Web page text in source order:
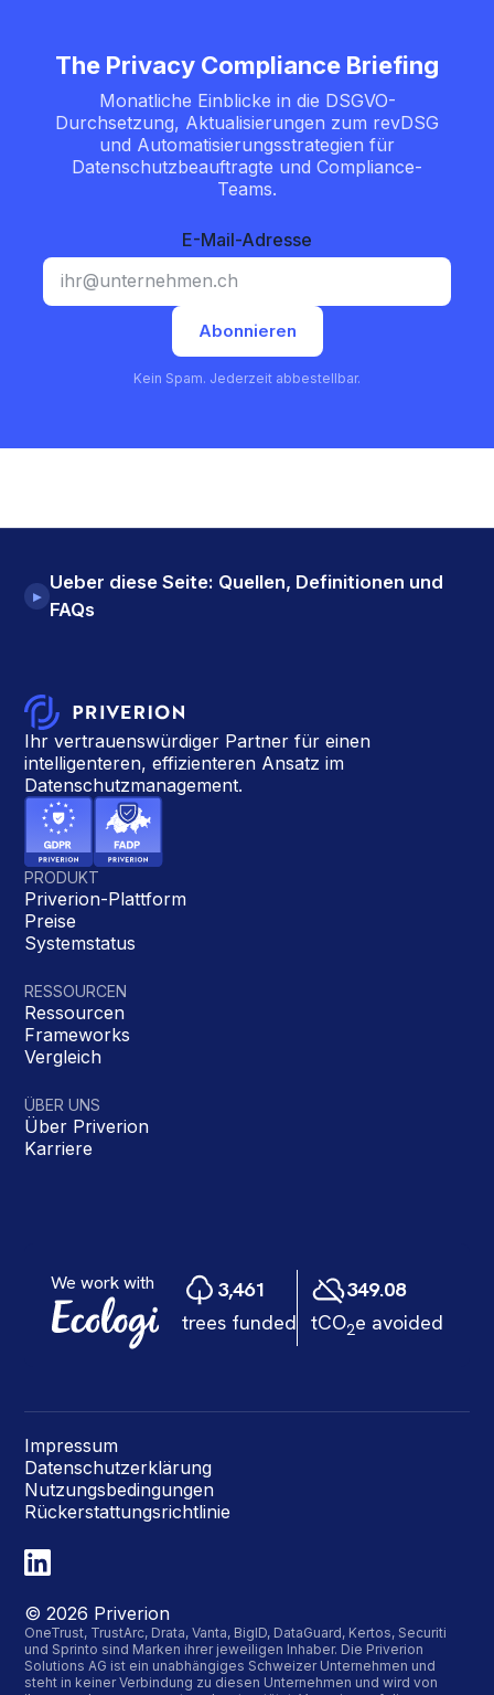
The Privacy Compliance Briefing
Monatliche Einblicke in die DSGVO-
Durchsetzung, Aktualisierungen zum revDSG
und Automatisierungsstrategien für
Datenschutzbeauftragte und Compliance-
Teams.
E-Mail-Adresse
Abonnieren
Kein Spam. Jederzeit abbestellbar.
▸
Ueber diese Seite: Quellen, Definitionen und
FAQs
Ihr vertrauenswürdiger Partner für einen
intelligenteren, effizienteren Ansatz im
Datenschutzmanagement.
PRODUKT
Priverion-Plattform
Preise
Systemstatus
RESSOURCEN
Ressourcen
Frameworks
Vergleich
ÜBER UNS
Über Priverion
Karriere
©2026 Priverion
Impressum
Datenschutzerklärung
Nutzungsbedingungen
Rückerstattungsrichtlinie
OneTrust, TrustArc, Drata, Vanta, BigID, DataGuard, Kertos, Securiti
und Sprinto sind Marken ihrer jeweiligen Inhaber. Die Priverion
Solutions AG ist ein unabhängiges Schweizer Unternehmen und
steht in keiner Verbindung zu diesen Unternehmen und wird von